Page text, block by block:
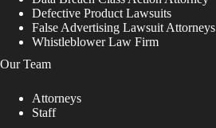
Defective Product Lawsuits
False Advertising Lawsuit Attorneys
Whistleblower Law Firm
Our Team
Attorneys
Staff